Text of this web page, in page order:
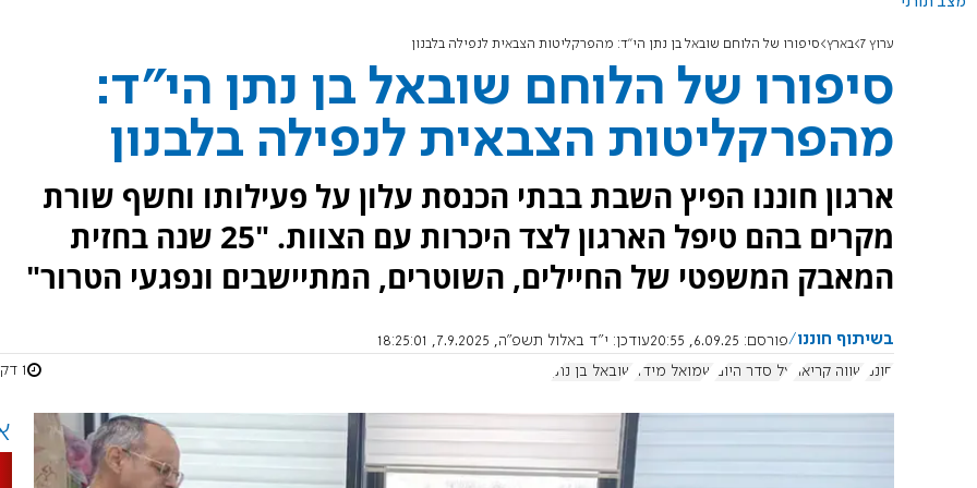
ערוץ 7 בארץ סיפורו של הלוחם שובאל בן נתן הי"ד: מהפרקליטות הצבאית לנפילה בלבנון
סיפורו של הלוחם שובאל בן נתן הי"ד:
מהפרקליטות הצבאית לנפילה בלבנון
ארגון חוננו הפיץ השבת בבתי הכנסת עלון על פעילותו וחשף שורת
מקרים בהם טיפל הארגון לצד היכרות עם הצוות. "25 שנה בחזית
המאבק המשפטי של החיילים, השוטרים, המתיישבים ונפגעי הטרור"
בשיתוף חוננו פורסם: 6.09.25, 20:55 עודכן: י"ד באלול תשפ"ה, 7.9.2025, 18:25:01
חוננו
שווה קריאה על סדר היום שמואל מידד שובאל בן נתן 1 דקות